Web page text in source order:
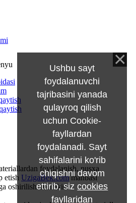
foydalanish, nusxa
etish UzigaBek.commanbasi
oshirilishi mumkin.
Ushbu sayt
foydalanuvchi
tajribasini yanada
qulayroq qilish
uchun Cookie-
fayllardan
foydalanadi. Sayt
sahifalarini ko'rib
chiqishni davom
ettirib, sizcookies
fayllaridan